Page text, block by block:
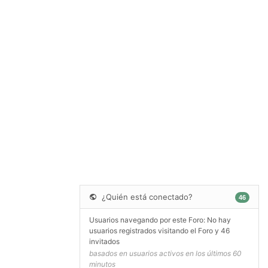
¿Quién está conectado? 46
Usuarios navegando por este Foro: No hay
usuarios registrados visitando el Foro y 46
invitados
basados en usuarios activos en los últimos 60
minutos